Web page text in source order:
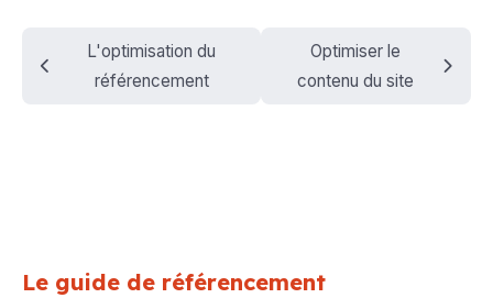
L'optimisation du
référencement
Optimiser le
contenu du site
Le guide de référencement